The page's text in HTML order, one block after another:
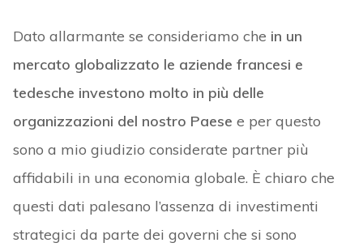
Dato allarmante se consideriamo che in un
mercato globalizzato le aziende francesi e
tedesche investono molto in più delle
organizzazioni del nostro Paese e per questo
sono a mio giudizio considerate partner più
affidabili in una economia globale. È chiaro che
questi dati palesano l’assenza di investimenti
strategici da parte dei governi che si sono